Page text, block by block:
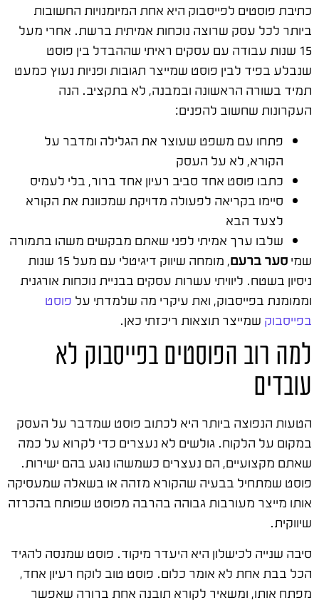
כתיבת פוסטים לפייסבוק היא אחת המיומנויות החשובות
ביותר לכל עסק שרוצה נוכחות אמיתית ברשת. אחרי מעל
15 שנות עבודה עם עסקים ראיתי שההבדל בין פוסט
שנבלע בפיד לבין פוסט שמייצר תגובות ופניות נעוץ כמעט
תמיד בשורה הראשונה ובמבנה, לא בתקציב. הנה
העקרונות שחשוב להפנים:
פתחו עם משפט שעוצר את הגלילה ומדבר על
הקורא, לא על העסק
כתבו פוסט אחד סביב רעיון אחד ברור, בלי לעמיס
סיימו בקריאה לפעולה מדויקת שמכוונת את הקורא
לצעד הבא
שלבו ערך אמיתי לפני שאתם מבקשים משהו בתמורה
שמיסער ברעם
, מומחה שיווק דיגיטלי עם מעל 15 שנות
ניסיון בשטח. ליוויתי עשרות עסקים בבניית נוכחות אורגנית
וממומנת בפייסבוק, ואת עיקרי מה שלמדתי על פוסט
בפייסבוק שמייצר תוצאות ריכזתי כאן.
למה רוב הפוסטים בפייסבוק לא
עובדים
הטעות הנפוצה ביותר היא לכתוב פוסט שמדבר על העסק
במקום על הלקוח. גולשים לא נעצרים כדי לקרוא על כמה
שאתם מקצועיים, הם נעצרים כשמשהו נוגע בהם ישירות.
פוסט שמתחיל בבעיה שהקורא מזהה או בשאלה שמעסיקה
אותו מייצר מעורבות גבוהה בהרבה מפוסט שפותח בהכרזה
שיווקית.
סיבה שנייה לכישלון היא היעדר מיקוד. פוסט שמנסה להגיד
הכל בבת אחת לא אומר כלום. פוסט טוב לוקח רעיון אחד,
מפתח אותו, ומשאיר לקורא תובנה אחת ברורה שאפשר